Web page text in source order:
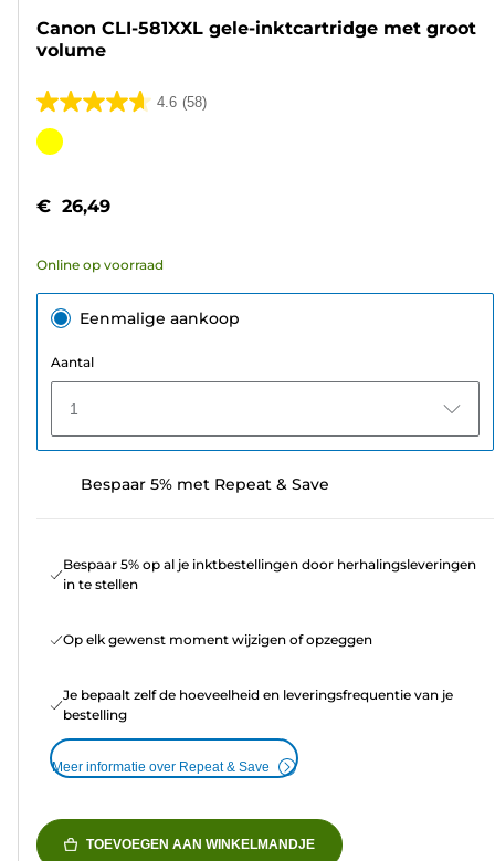
Canon CLI-581XXL gele-inktcartridge met groot
volume
4.6 (58)
4.6
van
sterren.
beoordelingen
Kleurencartridge
€ 26,49
Online op voorraad
Eenmalige aankoop
Aantal
1
Bespaar 5% met Repeat & Save
Bespaar 5% op al je inktbestellingen door herhalingsleveringen
in te stellen
Op elk gewenst moment wijzigen of opzeggen
Je bepaalt zelf de hoeveelheid en leveringsfrequentie van je
bestelling
Meer informatie over Repeat & Save
TOEVOEGEN AAN WINKELMANDJE